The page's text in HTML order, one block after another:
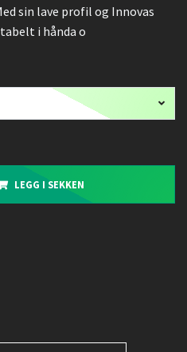
sin lave profil og Innovas
i hånda o
LEGG I SEKKEN